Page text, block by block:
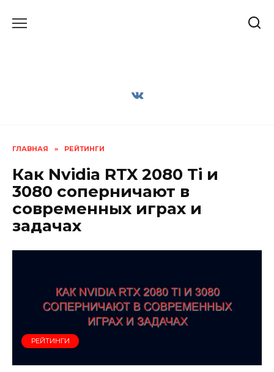
ГЛАВНАЯ » РЕЙТИНГИ
Как Nvidia RTX 2080 Ti и
3080 соперничают в
современных играх и
задачах
РЕЙТИНГИ